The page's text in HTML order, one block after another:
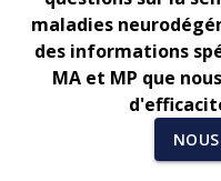
maladies
des informations
MA et MP que